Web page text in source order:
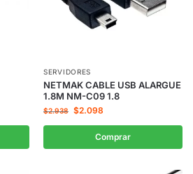
SERVIDORES
NETMAK CABLE USB ALARGUE
1.8M NM-C09 1.8
$2.938 $2.098
Comprar